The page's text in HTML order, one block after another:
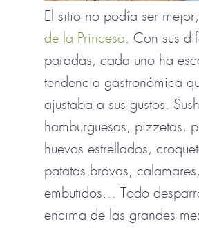
El sitio no podía ser
de la Princesa. Con sus
paradas, cada uno ha
tendencia gastronómica
ajustaba a sus gustos.
hamburguesas, pizzetas,
huevos estrellados,
patatas bravas, calamares,
embutidos… Todo
encima de las grandes